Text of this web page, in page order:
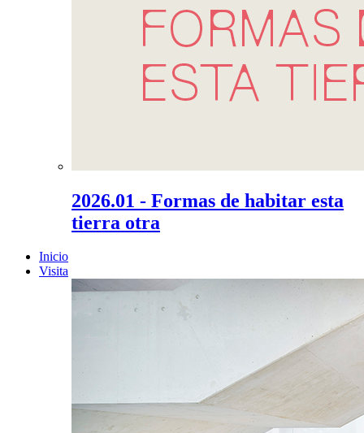
2026.01 - Formas de habitar esta
tierra otra
Inicio
Visita